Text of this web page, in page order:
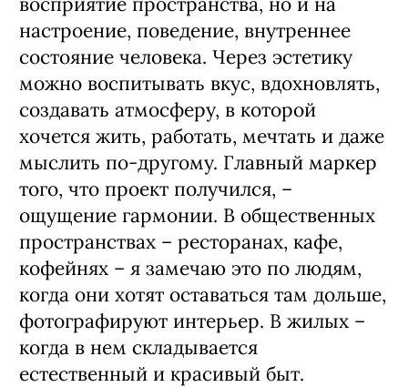
настроение, поведение, внутреннее
состояние человека. Через эстетику
можно воспитывать вкус, вдохновлять,
создавать атмосферу, в которой
хочется жить, работать, мечтать и даже
мыслить по-другому. Главный маркер
того, что проект получился, –
ощущение гармонии. В общественных
пространствах – ресторанах, кафе,
кофейнях – я замечаю это по людям,
когда они хотят оставаться там дольше,
фотографируют интерьер. В жилых –
когда в нем складывается
естественный и красивый быт.